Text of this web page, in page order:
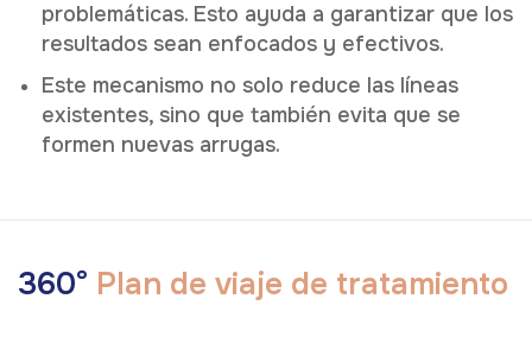
problemáticas. Esto ayuda a garantizar que los
resultados sean enfocados y efectivos.
Este mecanismo no solo reduce las líneas
existentes, sino que también evita que se
formen nuevas arrugas.
360° Plan de viaje de tratamiento